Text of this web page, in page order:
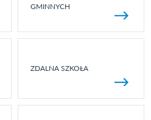
GMINNYCH
ZDALNA SZKOŁA